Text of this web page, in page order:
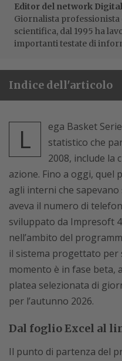
Editor del network
Giornalista
scientifica, dal 1995 ha
importanti testate di
Indice dell'articolo
L
ega Basket
statistico che
2008, include la
azione. Fino a oggi, quel
agli interni che
aveva il numero di
sviluppato da Impresoft
nell’ambito del
il sistema progettato per
momento è in fase beta,
platea selezionata di
per l’autunno 2026.
Dal foglio Excel al
Il punto di partenza del